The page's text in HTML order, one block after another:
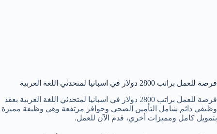
فرصة للعمل براتب 2800 دولار في اسبانيا لمتحدثي اللغة العربية
فرصة للعمل براتب 2800 دولار في اسبانيا لمتحدثي اللغة العربية بعقد
وظيفي دائم شامل التأمين الصحي وحوافز مرتفعة وهي وظيفة مميزة
بتمويل كامل ومميزات أخري، قدم الآن للعمل.